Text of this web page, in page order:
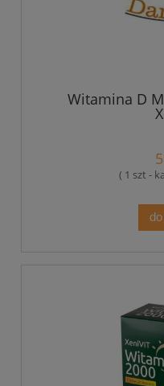
Witamina D
( 1 szt -